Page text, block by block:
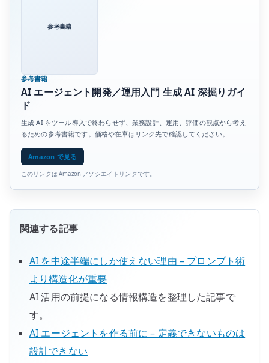
参考書籍
参考書籍
AI エージェント開発／運用入門 生成 AI 深掘りガイ
ド
生成 AI をツール導入で終わらせず、業務設計、運用、評価の観点から考え
るための参考書籍です。価格や在庫はリンク先で確認してください。
Amazon で見る
このリンクは Amazon アソシエイトリンクです。
関連する記事
AI を中途半端にしか使えない理由 – プロンプト術
より構造化が重要
AI 活用の前提になる情報構造を整理した記事で
す。
AI エージェントを作る前に – 定義できないものは
設計できない